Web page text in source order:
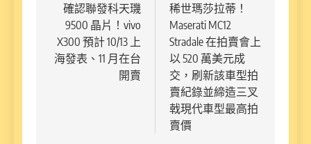
章
導
覽
確認聯發科天璣
9500 晶片！vivo
X300 預計 10/13 上
海發表、11 月在台
開賣
稀世瑪莎拉蒂！
Maserati MC12
Stradale 在拍賣會上
以 520 萬美元成
交，刷新該車型拍
賣紀錄並締造三叉
戟現代車型最高拍
賣價